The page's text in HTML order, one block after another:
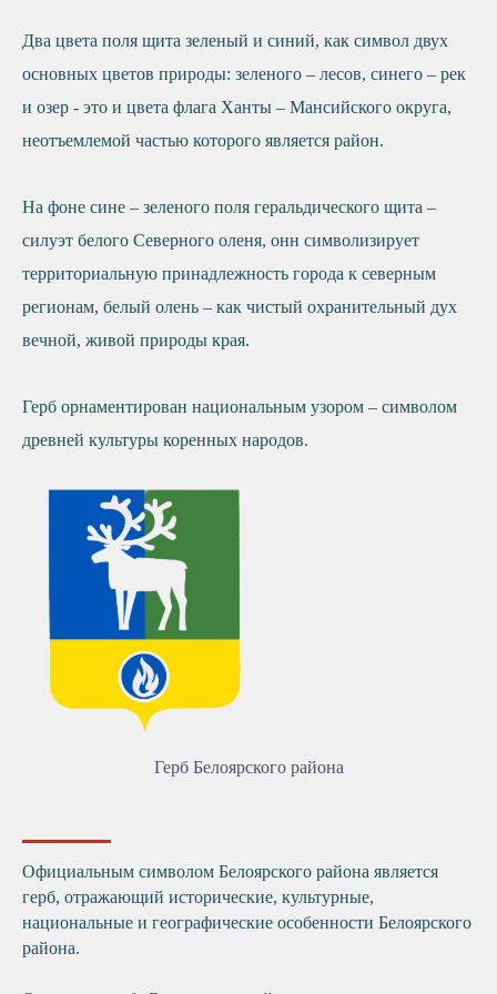
Два цвета поля щита зеленый и синий, как символ двух
основных цветов природы: зеленого – лесов, синего – рек
и озер - это и цвета флага Ханты – Мансийского округа,
неотъемлемой частью которого является район.
На фоне сине – зеленого поля геральдического щита –
силуэт белого Северного оленя, онн символизирует
территориальную принадлежность города к северным
регионам, белый олень – как чистый охранительный дух
вечной, живой природы края.
Герб орнаментирован национальным узором – символом
древней культуры коренных народов.
Герб Белоярского района
Официальным символом Белоярского района является
герб, отражающий исторические, культурные,
национальные и географические особенности Белоярского
района.